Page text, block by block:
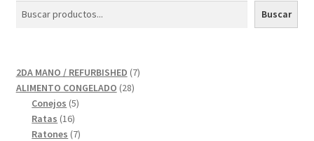
Buscar
2DA MANO / REFURBISHED 77
ALIMENTO CONGELADO 2828
Conejos 55
Ratas 1616
productos
Ratones 77